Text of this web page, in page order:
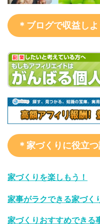
＊ブログで収益しよ
＊家づくりに役立
家づくりを楽しもう！
家事がラクできる家づく
家づくりおすすめできる